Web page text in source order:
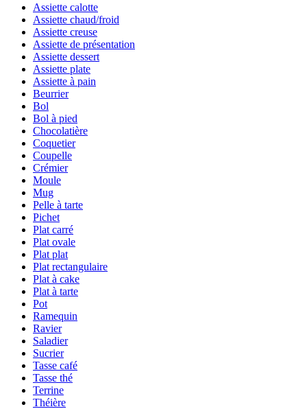
Assiette calotte
Assiette chaud/froid
Assiette creuse
Assiette de présentation
Assiette dessert
Assiette plate
Assiette à pain
Beurrier
Bol
Bol à pied
Chocolatière
Coquetier
Coupelle
Crémier
Moule
Mug
Pelle à tarte
Pichet
Plat carré
Plat ovale
Plat plat
Plat rectangulaire
Plat à cake
Plat à tarte
Pot
Ramequin
Ravier
Saladier
Sucrier
Tasse café
Tasse thé
Terrine
Théière